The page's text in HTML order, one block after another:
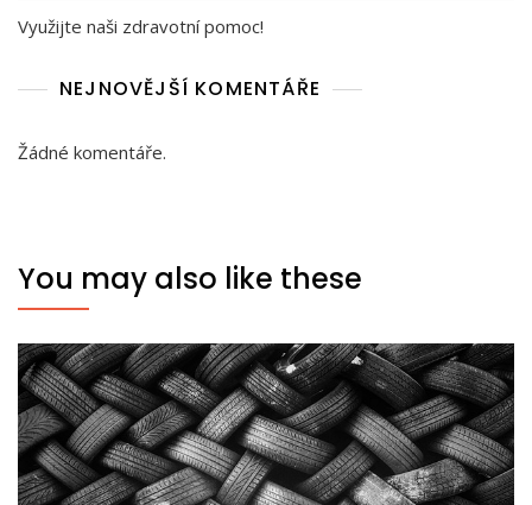
Využijte naši zdravotní pomoc!
NEJNOVĚJŠÍ KOMENTÁŘE
Žádné komentáře.
You may also like these